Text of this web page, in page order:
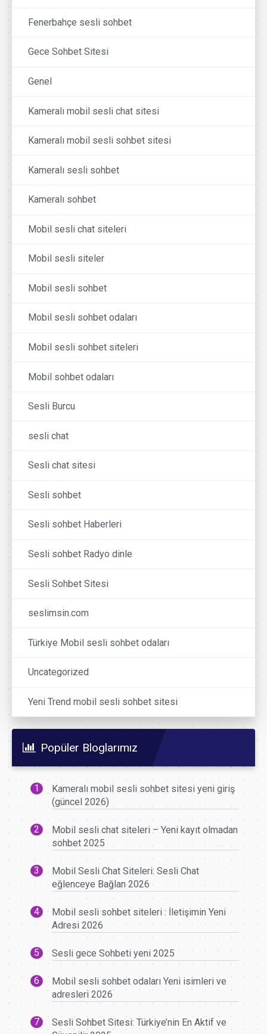
Fenerbahçe sesli sohbet
Gece Sohbet Sitesi
Genel
Kameralı mobil sesli chat sitesi
Kameralı mobil sesli sohbet sitesi
Kameralı sesli sohbet
Kameralı sohbet
Mobil sesli chat siteleri
Mobil sesli siteler
Mobil sesli sohbet
Mobil sesli sohbet odaları
Mobil sesli sohbet siteleri
Mobil sohbet odaları
Sesli Burcu
sesli chat
Sesli chat sitesi
Sesli sohbet
Sesli sohbet Haberleri
Sesli sohbet Radyo dinle
Sesli Sohbet Sitesi
seslimsin.com
Türkiye Mobil sesli sohbet odaları
Uncategorized
Yeni Trend mobil sesli sohbet sitesi
Popüler Bloglarımız
Kameralı mobil sesli sohbet sitesi yeni giriş
(güncel 2026)
Mobil sesli chat siteleri – Yeni kayıt olmadan
sohbet 2025
Mobil Sesli Chat Siteleri: Sesli Chat
eğlenceye Bağlan 2026
Mobil sesli sohbet siteleri : İletişimin Yeni
Adresi 2026
Sesli gece Sohbeti yeni 2025
Mobil sesli sohbet odaları Yeni isimleri ve
adresleri 2026
Sesli Sohbet Sitesi: Türkiye’nin En Aktif ve